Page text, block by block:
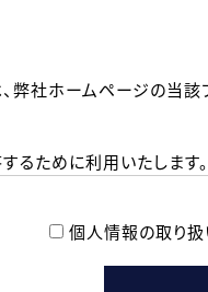
弊社ホームページの当
ために利用いたします。
登録時の参考情報とし
個人情報の取り扱